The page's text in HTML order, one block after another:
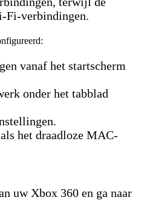
Fi-verbindingen.
vanaf het startscherm
onder het tabblad
het draadloze MAC-
uw Xbox 360 en ga naar